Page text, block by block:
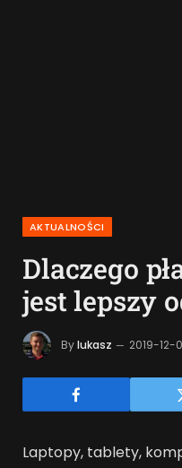
AKTUALNOŚCI
Dlaczego
jest lepszy
Bylukasz 2019-12-
Laptopy, tablety,